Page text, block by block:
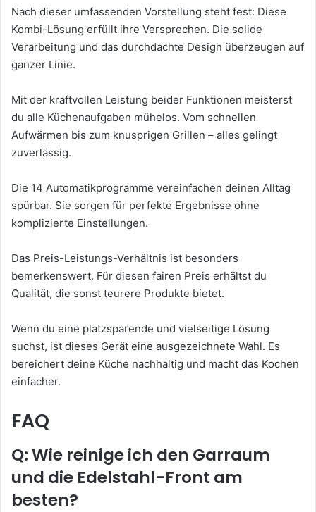
Nach dieser umfassenden Vorstellung steht fest: Diese
Kombi-Lösung erfüllt ihre Versprechen. Die solide
Verarbeitung und das durchdachte Design überzeugen auf
ganzer Linie.
Mit der kraftvollen Leistung beider Funktionen meisterst
du alle Küchenaufgaben mühelos. Vom schnellen
Aufwärmen bis zum knusprigen Grillen – alles gelingt
zuverlässig.
Die 14 Automatikprogramme vereinfachen deinen Alltag
spürbar. Sie sorgen für perfekte Ergebnisse ohne
komplizierte Einstellungen.
Das Preis-Leistungs-Verhältnis ist besonders
bemerkenswert. Für diesen fairen Preis erhältst du
Qualität, die sonst teurere Produkte bietet.
Wenn du eine platzsparende und vielseitige Lösung
suchst, ist dieses Gerät eine ausgezeichnete Wahl. Es
bereichert deine Küche nachhaltig und macht das Kochen
einfacher.
FAQ
Q: Wie reinige ich den Garraum
und die Edelstahl-Front am
besten?